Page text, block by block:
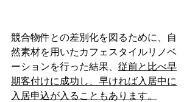
競合物件との差別化を図るために、自
然素材を用いたカフェスタイルリノベ
ーションを行った結果、 従前と比べ早
期客付けに成功し、早ければ入居中に
入居申込が入ることもあります。